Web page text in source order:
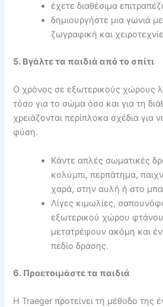
έχετε διαθέσιμα
δημιουργήστε μια γωνιά
ζωγραφική και
5. Βγάλτε τα παιδιά από το σπίτι
Ο χρόνος σε εξωτερικούς χώρους
τόσο για το σώμα όσο και για τη
χρειάζονται περίπλοκα σχέδια για
φύση.
Κάντε απλές σωματικές
κολύμπι, περπάτημα,
χαρά, στην αυλή ή στο
Λίγες κιμωλίες,
εξωτερικού χώρου
μετατρέψουν ακόμη και
πεδίο δράσης.
6. Προετοιμάστε τα παιδιά
Η Traeger προτείνει τη μέθοδο της